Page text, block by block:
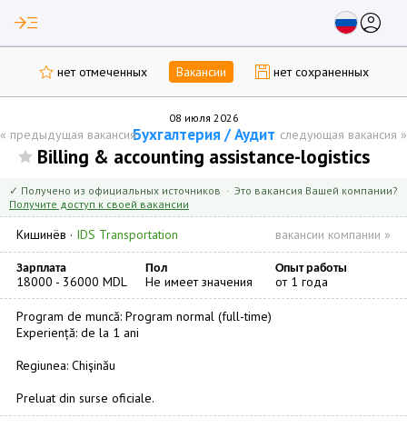
read_more account_circle
нет отмеченных Вакансии нет сохраненных
08 июля 2026
« предыдущая вакансияБухгалтерия / Аудит следующая вакансия »
Billing & accounting assistance-logistics
✓ Получено из официальных источников · Это вакансия Вашей компании?
Получите доступ к своей вакансии
Кишинёв · IDS Transportation вакансии компании »
Зарплата Пол Опыт работы
18000 - 36000 MDL Не имеет значения от 1 года
Program de muncă: Program normal (full-time)
Experiență: de la 1 ani
Regiunea: Chişinău
Preluat din surse oficiale.